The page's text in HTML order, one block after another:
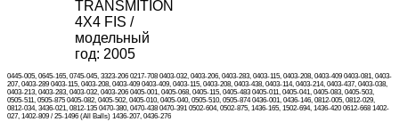
0445-005, 0645-165, 0745-045, 3323-206 0217-708 0403-032, 0403-206, 0403-283, 0403-115, 0403-208, 0403-409 0403-081, 0403-
207, 0403-289 0403-115, 0403-208, 0403-409 0403-409, 0403-115, 0403-208, 0403-438, 0403-114, 0403-214, 0403-437, 0403-038,
0403-213, 0403-283, 0403-032, 0403-206 0405-001, 0405-068, 0405-115, 0405-483 0405-011, 0405-041, 0405-083, 0405-503,
0505-511, 0505-875 0405-082, 0405-502, 0405-010, 0405-040, 0505-510, 0505-874 0436-001, 0436-146, 0812-005, 0812-029,
0812-034, 3436-021, 0812-135 0470-380, 0470-438 0470-391 0502-604, 0502-875, 1436-165, 1502-694, 1436-420 0612-668 1402-
027, 1402-809 / 25-1496 (All Balls) 1436-207, 0436-276